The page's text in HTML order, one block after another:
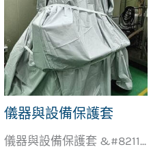
儀器與設備保護套
儀器與設備保護套 &#8211...